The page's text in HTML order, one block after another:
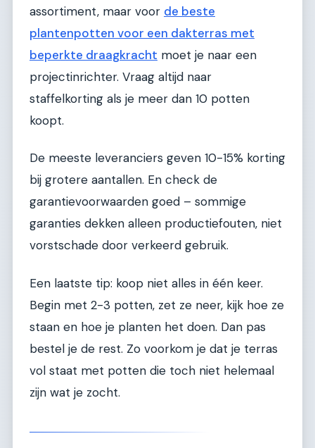
assortiment, maar voor de beste
plantenpotten voor een dakterras met
beperkte draagkracht moet je naar een
projectinrichter. Vraag altijd naar
staffelkorting als je meer dan 10 potten
koopt.
De meeste leveranciers geven 10-15% korting
bij grotere aantallen. En check de
garantievoorwaarden goed – sommige
garanties dekken alleen productiefouten, niet
vorstschade door verkeerd gebruik.
Een laatste tip: koop niet alles in één keer.
Begin met 2-3 potten, zet ze neer, kijk hoe ze
staan en hoe je planten het doen. Dan pas
bestel je de rest. Zo voorkom je dat je terras
vol staat met potten die toch niet helemaal
zijn wat je zocht.